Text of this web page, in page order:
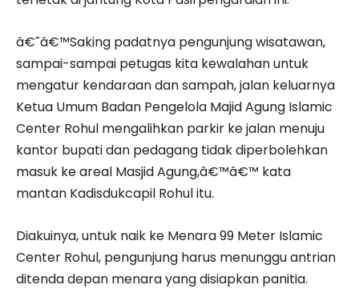
â€˜â€™Saking padatnya pengunjung wisatawan,
sampai-sampai petugas kita kewalahan untuk
mengatur kendaraan dan sampah, jalan keluarnya
Ketua Umum Badan Pengelola Majid Agung Islamic
Center Rohul mengalihkan parkir ke jalan menuju
kantor bupati dan pedagang tidak diperbolehkan
masuk ke areal Masjid Agung,â€™â€™ kata
mantan Kadisdukcapil Rohul itu.
Diakuinya, untuk naik ke Menara 99 Meter Islamic
Center Rohul, pengunjung harus menunggu antrian
ditenda depan menara yang disiapkan panitia.